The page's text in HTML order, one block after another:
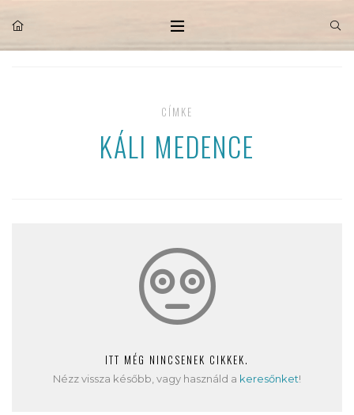
CÍMKE
KÁLI MEDENCE
ITT MÉG NINCSENEK CIKKEK.
Nézz vissza később, vagy használd a keresőnket!